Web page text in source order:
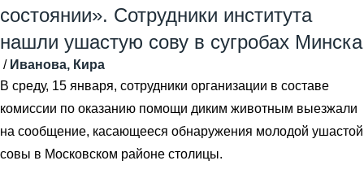
состоянии». Сотрудники института
нашли ушастую сову в сугробах Минска
/ Иванова, Кира
В среду, 15 января, сотрудники организации в составе
комиссии по оказанию помощи диким животным выезжали
на сообщение, касающееся обнаружения молодой ушастой
совы в Московском районе столицы.